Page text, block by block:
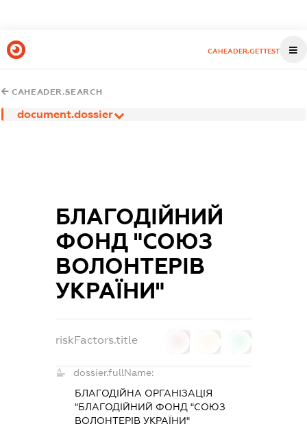
CAHEADER.GETTEST
CAHEADER.SEARCH
document.dossier
БЛАГОДІЙНИЙ
ФОНД "СОЮЗ
ВОЛОНТЕРІВ
УКРАЇНИ"
riskFactors.title
dossier.fullName:
БЛАГОДІЙНА ОРГАНІЗАЦІЯ
"БЛАГОДІЙНИЙ ФОНД "СОЮЗ
ВОЛОНТЕРІВ УКРАЇНИ"